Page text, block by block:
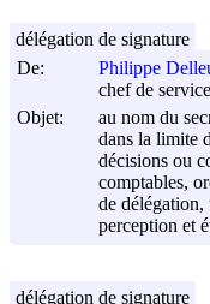
De:
Philippe
chef de service
Objet:
au nom du
dans la limite
décisions ou
comptables,
de délégation,
perception et
délégation de signature
délégation de signature